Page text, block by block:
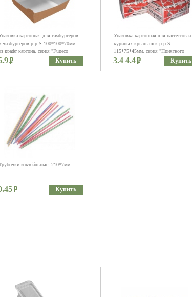
картонная для гамбургеров
чизбургеров р-р S 100*100*70мм
крафт картона, серия "Fupeco
бур/бел
Купить
Упаковка картонная для наггетсов и
куриных крылышек р-р S
115*75*45мм, серия "Приятного
аппетита" печать красная
3.4 4.4 Купить
коктейльные, 210*7мм
Купить